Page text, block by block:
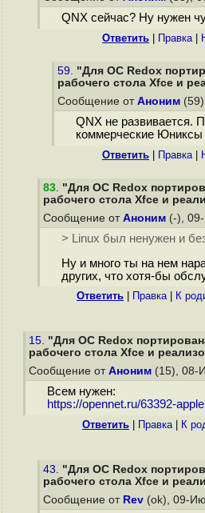
QNX сейчас? Ну нужен
Ответить Правка|
59. "Для ОС Redox
рабочего стола Xfce и
Сообщение от Аноним
QNX не развивается.
коммерческие Юниксы
Ответить Правка|
83. "Для ОС Redox
рабочего стола Xfce и
Сообщение от Аноним (-),
> Linux был ненужен и
Ну и много ты на нем
других, что хотя-бы
Ответить Правка| К
15. "Для ОС Redox
рабочего стола Xfce и
Сообщение от Аноним (15), 08-
Всем нужен:
https://opennet.ru/63392-apple
Ответить Правка| К
43. "Для ОС Redox
рабочего стола Xfce и
Сообщение от Rev (ok), 09-